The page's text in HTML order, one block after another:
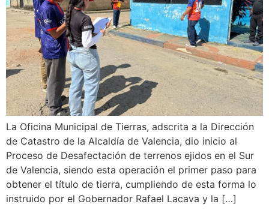
La Oficina Municipal de Tierras, adscrita a la Dirección
de Catastro de la Alcaldía de Valencia, dio inicio al
Proceso de Desafectación de terrenos ejidos en el Sur
de Valencia, siendo esta operación el primer paso para
obtener el título de tierra, cumpliendo de esta forma lo
instruido por el Gobernador Rafael Lacava y la […]